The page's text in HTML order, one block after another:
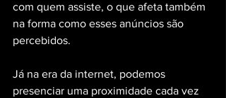
com quem assiste, o que afeta também
na forma como esses anúncios são
percebidos.
Já na era da internet, podemos
presenciar uma proximidade cada vez